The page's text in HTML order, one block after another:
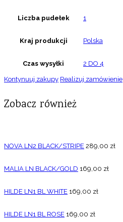
Liczba pudełek 1
Kraj produkcji Polska
Czas wysyłki 2 DO 4
Kontynuuj zakupy Realizuj zamówienie
Zobacz również
NOVA LN2 BLACK/STRIPE 289,00 zł
MALIA LN BLACK/GOLD 169,00 zł
HILDE LN1 BL WHITE 169,00 zł
HILDE LN1 BL ROSE 169,00 zł